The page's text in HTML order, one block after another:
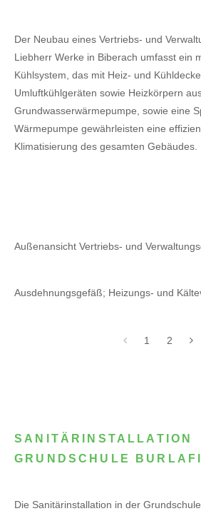
Der Neubau eines Vertriebs- und
Liebherr Werke in Biberach umfasst ein
Kühlsystem, das mit Heiz- und
Umluftkühlgeräten sowie Heizkörpern
Grundwasserwärmepumpe, sowie eine
Wärmepumpe gewährleisten eine
Klimatisierung des gesamten Gebäudes.
Außenansicht Vertriebs- und
Ausdehnungsgefäß; Heizungs- und
1 2
SANITÄRINSTALLATION
GRUNDSCHULE
Die Sanitärinstallation in der